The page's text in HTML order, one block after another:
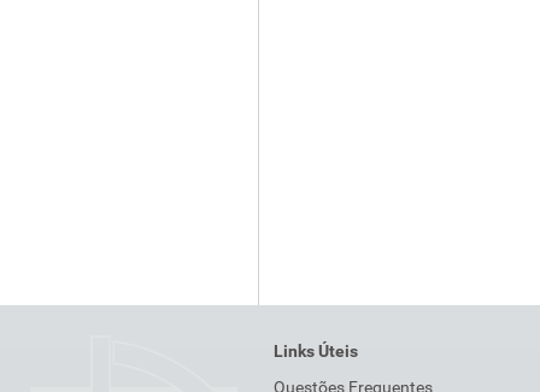
Links Úteis
Questões Frequentes